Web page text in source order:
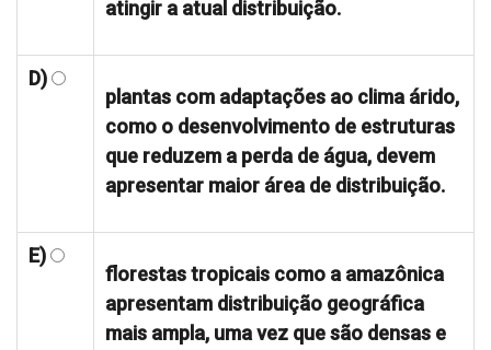
atingir a atual distribuição.
D)
plantas com adaptações ao clima árido,
como o desenvolvimento de estruturas
que reduzem a perda de água, devem
apresentar maior área de distribuição.
E)
florestas tropicais como a amazônica
apresentam distribuição geográfica
mais ampla, uma vez que são densas e